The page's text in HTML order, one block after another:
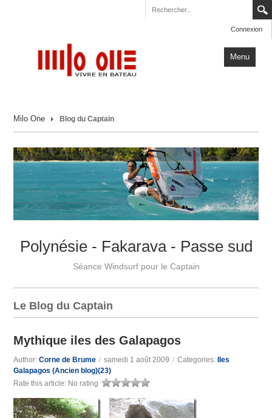
Connexion
Menu
Carnets de Voyage
Actualités
Plus
Milo One Blog du Captain
Polynésie - Fakarava - Passe sud
Séance Windsurf pour le Captain
Le Blog du Captain
Mythique iles des Galapagos
Author:Corne de Brume / samedi 1 août 2009 / Categories:
Iles
Galapagos (Ancien blog)(23)
Rate this article: No rating